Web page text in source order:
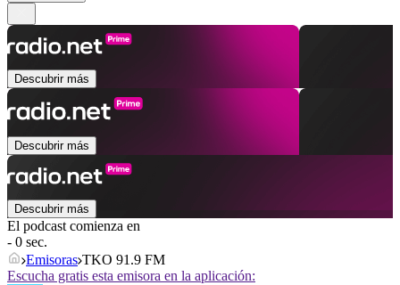
Descubrir más
Descubrir más
Descubrir más
El podcast comienza en
- 0 sec.
Emisoras TKO 91.9 FM
Escucha gratis esta emisora en la aplicación: